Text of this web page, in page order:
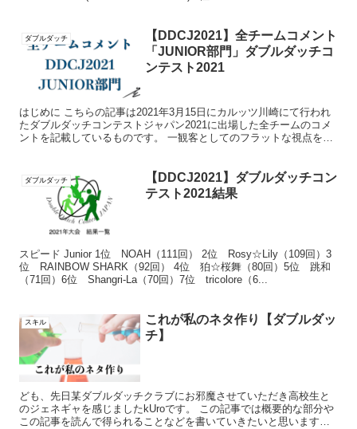
ダブルダッチ
【DDCJ2021】全チームコメント
「JUNIOR部門」ダブルダッチコ
ンテスト2021
はじめに こちらの記事は2021年3月15日にカルッツ川崎にて行われ
たダブルダッチコンテストジャパン2021に出場した全チームのコメ
ントを記載しているものです。 一観客としてのフラットな視点を考
ダブルダッチ
【DDCJ2021】ダブルダッチコン
テスト2021結果
スピード Junior 1位 NOAH（111回） 2位 Rosy☆Lily（109回）3
位 RAINBOW SHARK（92回） 4位 狛☆桜舞（80回）5位 跳和
（71回）6位 Shangri-La（70回）7位 tricolore（6...
スキル
これが私のネタ作り【ダブルダッ
チ】
ども、先日某ダブルダッチクラブにお邪魔させていただき高校生と
のジェネギャを感じましたkUroです。 この記事では概要的な部分や
この記事を読んで得られることなどを書いていきたいと思います。